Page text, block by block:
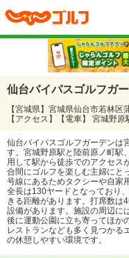
仙台バイパスゴルフガ
【宮城県】宮城県仙台市若林区
【アクセス】【電車】 宮城野
仙台バイパスゴルフガーデンは
す。宮城野原駅と陸前原ノ町駅
用して駅から徒歩でのアクセス
合間にゴルフを楽しむ主婦にと
号線にあるためタクシーや自家
全長は130ヤードとなっており
きる距離があります。打席数は
設備があります。施設の周辺に
後に運動公園に立ち寄ってほか
レストランなども多く見つかる
の休憩しやすい環境です。